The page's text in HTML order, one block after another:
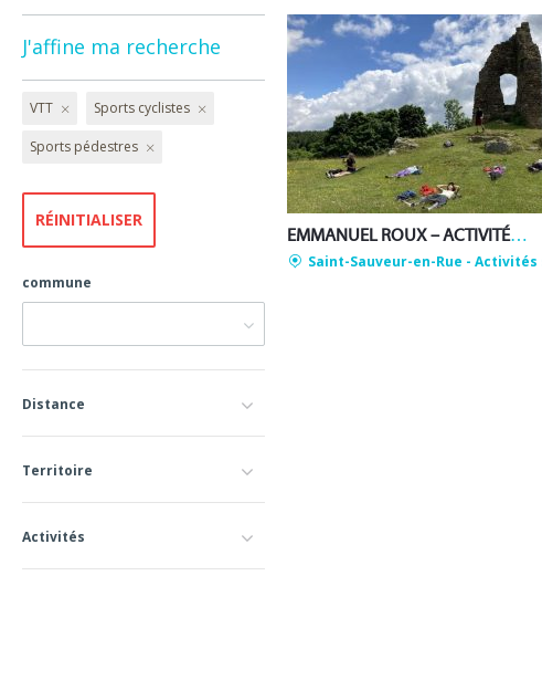
J'affine ma recherche
VTT Sports cyclistes
Sports pédestres
commune
Distance
Territoire
Activités
EMMANUEL ROUX – ACTIVITÉS DE BIEN-ÊTRE ET DE PLEINE NATURE
Saint-Sauveur-en-Rue - Activités